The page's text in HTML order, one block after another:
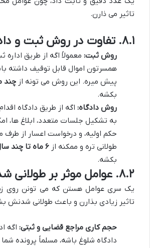
تاثیر می ذارن.
۸.۱. تفاوت در روش ثبت و دادگاه
روش ثبت: معمولاً اگه از طریق اداره
همسرتون اموال قابل توقیف داشته
پیش میره. این روش می تونه از چند
بکشه.
روش دادگاه: اگه از طریق دادگاه
به تشکیل جلسات متعدد، ابلاغ ها،
حکم اولیه، و درخواست اعسار از طرف
طولانی تره و ممکنه از ۶ ماه تا چند سال
بکشه.
۸.۲. عوامل موثر بر طولانی شدن فرآیند
یک سری عوامل هستن که می تونن روی
تاثیر زیادی بذارن و باعث طولانی شدنش
حجم کاری مراجع قضایی و ثبتی: اگه
دادگاه شلوغ باشه، مسلماً پرونده